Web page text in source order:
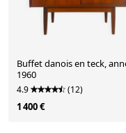
Buffet danois en teck,
1960
4.9 (12)
1 400 €